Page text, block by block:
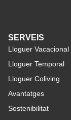
SERVEIS
Lloguer Vacacional
Lloguer Temporal
Lloguer Coliving
Avantatges
Sostenibilitat